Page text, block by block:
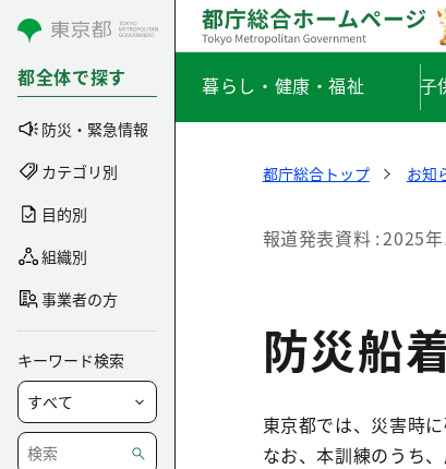
コンテンツにスキップ
都全体で探す
防災・緊急情報
カテゴリ別
目的別
組織別
事業者の方
キーワード検索
暮らし・健康・福祉 子
都庁総合トップ お知
報道発表資料 2025
防災船
東京都では、災害時
なお、本訓練のうち